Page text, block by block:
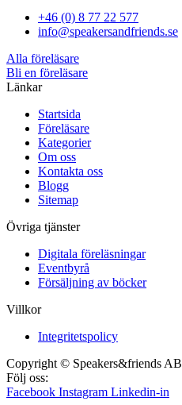
+46 (0) 8 77 22 577
info@speakersandfriends.se
Alla föreläsare
Bli en föreläsare​
Länkar
Startsida
Föreläsare
Kategorier
Om oss
Kontakta oss
Blogg
Sitemap
Övriga tjänster
Digitala föreläsningar
Eventbyrå
Försäljning av böcker
Villkor
Integritetspolicy
Copyright © Speakers&friends AB
Följ oss:
Facebook Instagram Linkedin-in